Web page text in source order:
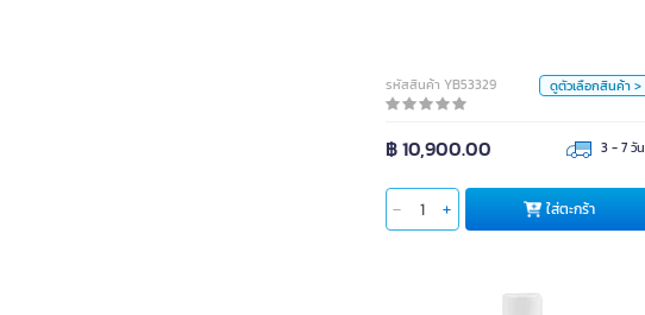
รหัสสินค้า YB53329 ดูตัวเลือกสินค้า >
฿ 10,900.00 3 - 7 วัน
ใส่ตะกร้า
อลูมิเนียมอัลลอย
ใส่ตะกร้า